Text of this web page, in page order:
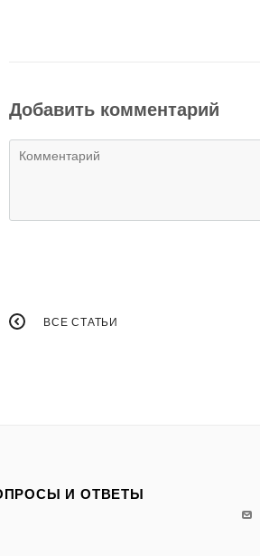
Добавить комментарий
ВСЕ СТАТЬИ
И ОТВЕТЫ